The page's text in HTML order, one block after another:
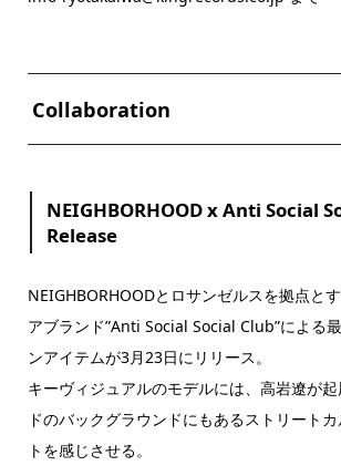
Collaboration
NEIGHBORHOOD x Anti Social
Release
NEIGHBORHOODとロサンゼルスを拠点と
アブランド”Anti Social Social Club”による
ンアイテムが3月23日にリリース。
キーヴィジュアルのモデルには、高岩遼が
ドのバックグラウンドにもあるストリート
トを感じさせる。